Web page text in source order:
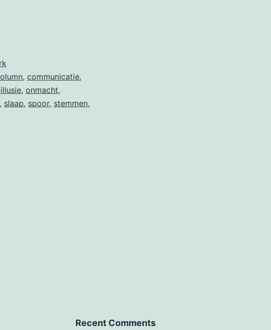
, communicatie,
illusie, onmacht,
, slaap, spoor, stemmen,
Recent Comments